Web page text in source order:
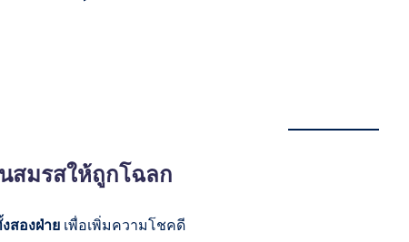
สมรสให้ถูกโฉลก
สองฝ่าย เพื่อเพิ่มความโชคดี